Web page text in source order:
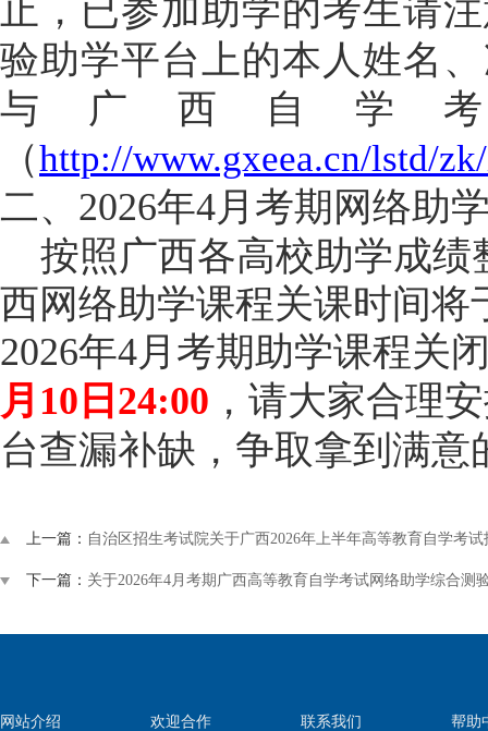
止，已参加助学的考生请
验助学平台上的本人姓名
与广西自学
（http://www.gxeea.cn/lstd/
二、 2026年4月 考期网络助
按照广西各高校助学成
西网络助学课程关课时间将
2026年4月 考期助学课程关
月 10 日 24:00 ，请大家合理
台查漏补缺，争取拿到满意
上一篇： 自治区招生考试院关于广西2026年上半年高等教育自学考
下一篇： 关于2026年4月考期广西高等教育自学考试网络助学综合测
网站介绍 欢迎合作 联系我们
帮助